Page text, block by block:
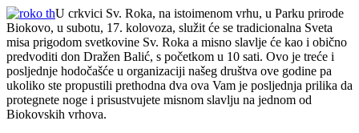
U crkvici Sv. Roka, na istoimenom vrhu, u Parku prirode
Biokovo, u subotu, 17. kolovoza, služit će se tradicionalna Sveta
misa prigodom svetkovine Sv. Roka a misno slavlje će kao i obično
predvoditi don Dražen Balić, s početkom u 10 sati. Ovo je treće i
posljednje hodočašće u organizaciji našeg društva ove godine pa
ukoliko ste propustili prethodna dva ova Vam je posljednja prilika da
protegnete noge i prisustvujete misnom slavlju na jednom od
Biokovskih vrhova.